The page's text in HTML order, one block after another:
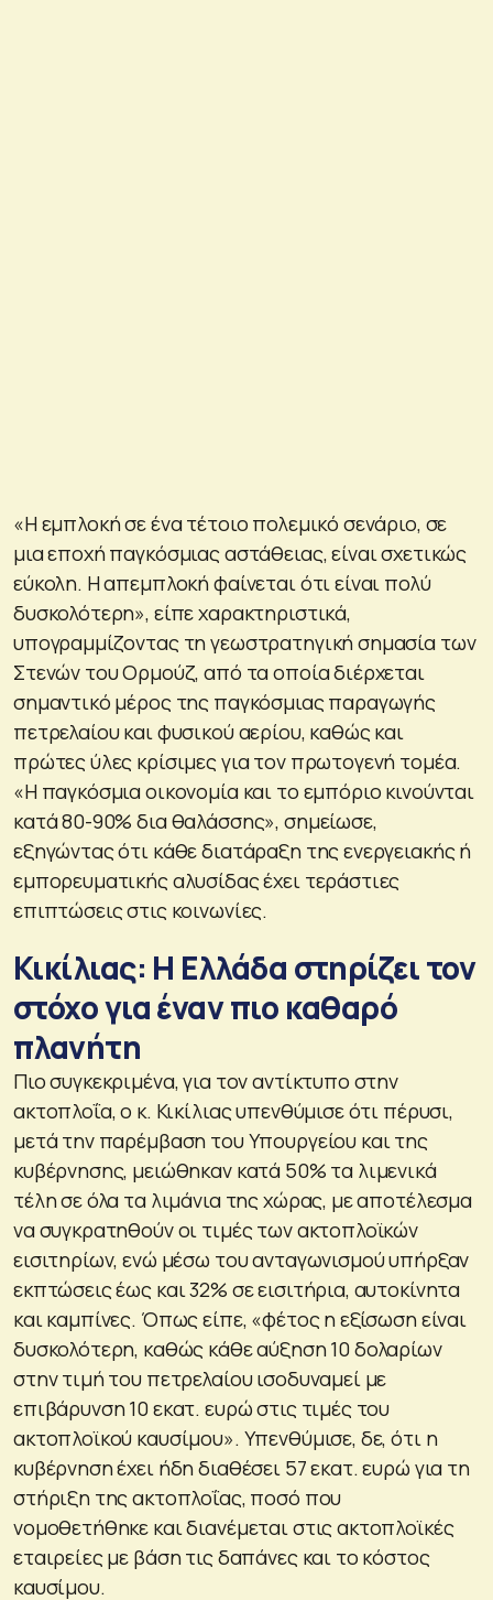
«Η εμπλοκή σε ένα τέτοιο πολεμικό σενάριο, σε
μια εποχή παγκόσμιας αστάθειας, είναι σχετικώς
εύκολη. Η απεμπλοκή φαίνεται ότι είναι πολύ
δυσκολότερη», είπε χαρακτηριστικά,
υπογραμμίζοντας τη γεωστρατηγική σημασία των
Στενών του Ορμούζ, από τα οποία διέρχεται
σημαντικό μέρος της παγκόσμιας παραγωγής
πετρελαίου και φυσικού αερίου, καθώς και
πρώτες ύλες κρίσιμες για τον πρωτογενή τομέα.
«Η παγκόσμια οικονομία και το εμπόριο κινούνται
κατά 80-90% δια θαλάσσης», σημείωσε,
εξηγώντας ότι κάθε διατάραξη της ενεργειακής ή
εμπορευματικής αλυσίδας έχει τεράστιες
επιπτώσεις στις κοινωνίες.
Κικίλιας: Η Ελλάδα στηρίζει τον
στόχο για έναν πιο καθαρό
πλανήτη
Πιο συγκεκριμένα, για τον αντίκτυπο στην
ακτοπλοΐα, ο κ. Κικίλιας υπενθύμισε ότι πέρυσι,
μετά την παρέμβαση του Υπουργείου και της
κυβέρνησης, μειώθηκαν κατά 50% τα λιμενικά
τέλη σε όλα τα λιμάνια της χώρας, με αποτέλεσμα
να συγκρατηθούν οι τιμές των ακτοπλοϊκών
εισιτηρίων, ενώ μέσω του ανταγωνισμού υπήρξαν
εκπτώσεις έως και 32% σε εισιτήρια, αυτοκίνητα
και καμπίνες. Όπως είπε, «φέτος η εξίσωση είναι
δυσκολότερη, καθώς κάθε αύξηση 10 δολαρίων
στην τιμή του πετρελαίου ισοδυναμεί με
επιβάρυνση 10 εκατ. ευρώ στις τιμές του
ακτοπλοϊκού καυσίμου». Υπενθύμισε, δε, ότι η
κυβέρνηση έχει ήδη διαθέσει 57 εκατ. ευρώ για τη
στήριξη της ακτοπλοΐας, ποσό που
νομοθετήθηκε και διανέμεται στις ακτοπλοϊκές
εταιρείες με βάση τις δαπάνες και το κόστος
καυσίμου.